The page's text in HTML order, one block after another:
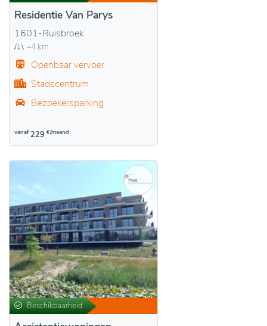
Residentie Van Parys
1601-Ruisbroek
+4 km
Openbaar vervoer
Stadscentrum
Bezoekersparking
vanaf 229 €/maand
Beschikbaarheid